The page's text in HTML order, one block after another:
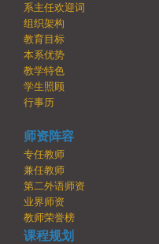
系主任欢迎词
组织架构
教育目标
本系优势
教学特色
学生照顾
行事历
师资阵容
专任教师
兼任教师
第二外语师资
业界师资
教师荣誉榜
课程规划